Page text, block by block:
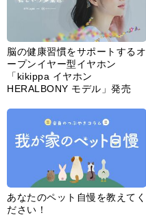
脳の健康習慣をサポートするオ
ープンイヤー型イヤホン
「kikippa イヤホン
HERALBONY モデル」発売
あなたのペット自慢を教えてく
ださい！